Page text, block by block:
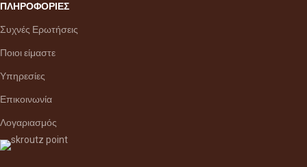
ΠΛΗΡΟΦΟΡΙΕΣ
Συχνές Ερωτήσεις
Ποιοι είμαστε
Υπηρεσίες
Επικοινωνία
Λογαριασμός